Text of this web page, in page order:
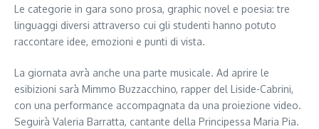
Le categorie in gara sono prosa, graphic novel e poesia: tre
linguaggi diversi attraverso cui gli studenti hanno potuto
raccontare idee, emozioni e punti di vista.
La giornata avrà anche una parte musicale. Ad aprire le
esibizioni sarà Mimmo Buzzacchino, rapper del Liside-Cabrini,
con una performance accompagnata da una proiezione video.
Seguirà Valeria Barratta, cantante della Principessa Maria Pia.